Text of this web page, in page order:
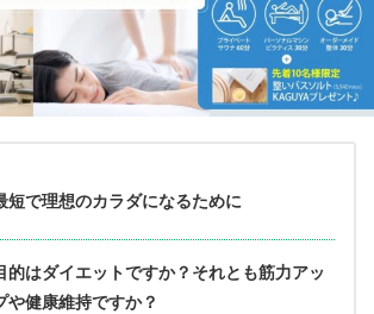
短で理想のカラダになるために
的はダイエットですか？それとも筋力アッ
や健康維持ですか？